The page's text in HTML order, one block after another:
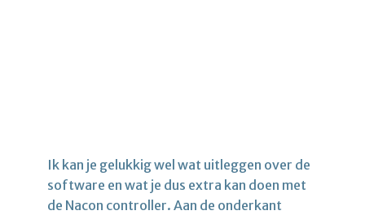
Ik kan je gelukkig wel wat uitleggen over de
software en wat je dus extra kan doen met
de Nacon controller. Aan de onderkant